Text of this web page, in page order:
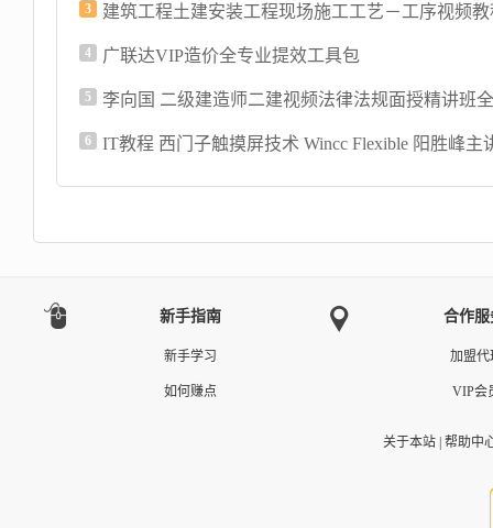
3
4 广联达VIP造价全专业提效工具包
5
6 IT教程 西门子触摸屏技术 Wincc Flexible 阳胜峰主
新手指南
新手学习
如何赚点
合作服
加盟代
VIP会
关于本站| 帮助中